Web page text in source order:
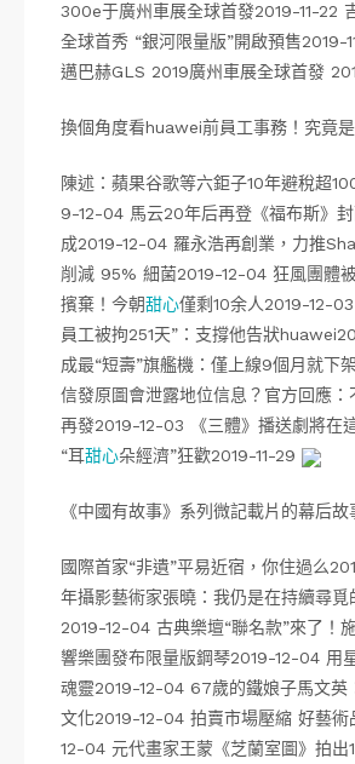
300e于廣州車展全球首發2019-11-22
全球首秀 “銀河限量版”開啟預售2019-
邁巴赫GLS 2019廣州車展全球首發
換個角度看huawei前員工事務！究竟
陳述：蘋果谷歌等六鉅子10年避稅超
9-12-04 馬云20年后再登《福布斯》
成2019-12-04 羅永浩再創業，力推
削減 95% 細菌2019-12-04 狂風團體
擯棄！今朝甜心僅剩10余人2019-12-
員工被拘251天”：支撐他告狀
成最“短壽”旗艦機：僅上線9個月就下
信發原圖會泄露地位信息？官方回應：
再發2019-12-03 《三體》播送劇將在
“耳甜心朵經濟”狂歡2019-11-29
《中國有故事》系列微記載片的幕后故
國際首家“非遺”平易近宿，你住過么
年攝影藝術家張曉：我仍是在持續尋覓
2019-12-04 古典樂壇“聯名款”來了！
響樂團發布限量版鋼琴2019-12-04 用
魂靈2019-12-04 67歲的鐵娘子馬文英
文化2019-12-04 拍賣市場壓縮 好藝術
12-04 元代畫家王蒙《芝蘭室圖》拍出